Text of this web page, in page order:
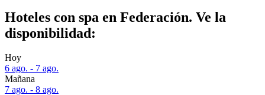
Hoteles con spa en Federación. Ve la
disponibilidad:
Hoy
6 ago. - 7 ago.
Mañana
7 ago. - 8 ago.